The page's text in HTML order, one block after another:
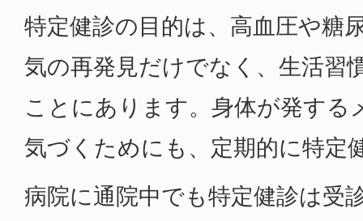
特定健診の目的は、高血圧や糖
気の再発見だけでなく、生活習
ことにあります。身体が発する
気づくためにも、定期的に特定
病院に通院中でも特定健診は受